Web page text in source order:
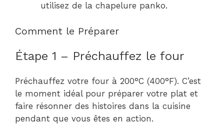
utilisez de la chapelure panko.
Comment le Préparer
Étape 1 – Préchauffez le four
Préchauffez votre four à 200°C (400°F). C’est
le moment idéal pour préparer votre plat et
faire résonner des histoires dans la cuisine
pendant que vous êtes en action.